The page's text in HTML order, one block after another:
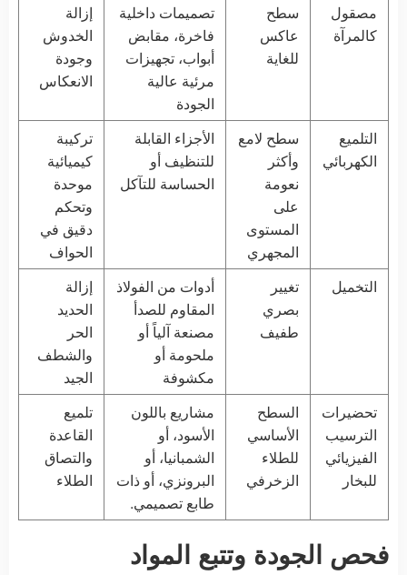
مصقول
كالمرآة
سطح
عاكس
للغاية
تصميمات داخلية
فاخرة، مقابض
أبواب، تجهيزات
مرئية عالية
الجودة
إزالة
الخدوش
وجودة
الانعكاس
التلميع
الكهربائي
سطح لامع
وأكثر
نعومة
على
المستوى
المجهري
الأجزاء القابلة
للتنظيف أو
الحساسة للتآكل
تركيبة
كيميائية
موحدة
وتحكم
دقيق في
الحواف
التخميل
تغيير
بصري
طفيف
أدوات من الفولاذ
المقاوم للصدأ
مصنعة آلياً أو
ملحومة أو
مكشوفة
إزالة
الحديد
الحر
والشطف
الجيد
تحضيرات
الترسيب
الفيزيائي
للبخار
السطح
الأساسي
للطلاء
الزخرفي
مشاريع باللون
الأسود، أو
الشمبانيا، أو
البرونزي، أو ذات
طابع تصميمي.
تلميع
القاعدة
والتصاق
الطلاء
فحص الجودة وتتبع المواد